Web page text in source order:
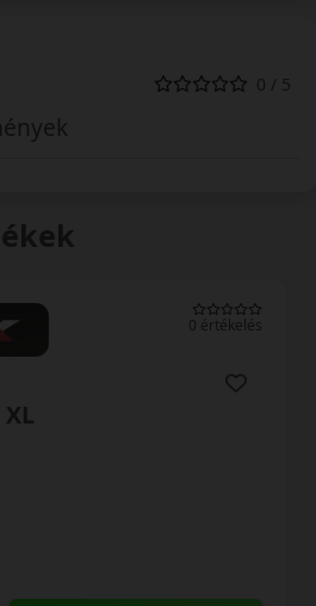
0 / 5
0 értékelés